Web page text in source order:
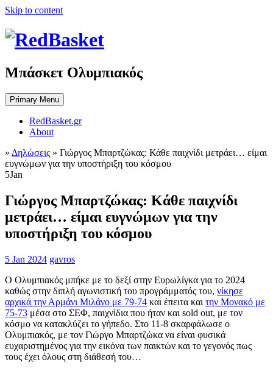
Skip to content
Μπάσκετ Ολυμπιακός
Primary Menu
RedBasket.gr
About
» Δηλώσεις » Γιώργος Μπαρτζώκας: Κάθε παιχνίδι μετράει… είμαι
ευγνώμων για την υποστήριξη του κόσμου
5Jan
Γιώργος Μπαρτζώκας: Κάθε παιχνίδι
μετράει… είμαι ευγνώμων για την
υποστήριξη του κόσμου
5 Jan 2024 gavros
Ο Ολυμπιακός μπήκε με το δεξί στην Ευρωλίγκα για το 2024
καθώς στην διπλή αγωνιστική του προγράμματός του, νίκησε
αρχικά την Αρμάνι Μιλάνο με 79-74 και έπειτα και την Μονακό με
75-73 μέσα στο ΣΕΦ, παιχνίδια που ήταν και sold out, με τον
κόσμο να κατακλύζει το γήπεδο. Στο 11-8 σκαρφάλωσε ο
Ολυμπιακός, με τον Γιώργο Μπαρτζώκα να είναι φυσικά
ευχαριστημένος για την εικόνα των παικτών και το γεγονός πως
τους έχει όλους στη διάθεσή του…